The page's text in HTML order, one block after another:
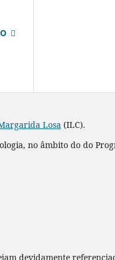
Losa (ILC).
no âmbito do do
devidamente